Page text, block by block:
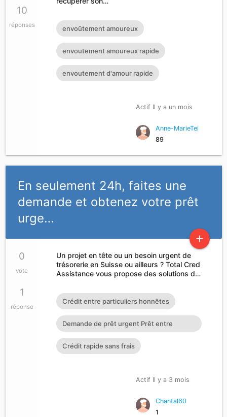
10
réponses envoûtement amoureux
envoutement amoureux rapide
envoutement d'amour rapide
Actif Il y a un mois
Anne-MarieTei
89
En seulement 24h, faites une
demande et obtenez votre prêt
urge…
add
0
vote
1
réponse
Un projet en tête ou un besoin urgent de
trésorerie en Suisse ou ailleurs ? Total Cred
Assistance vous propose des solutions d…
Crédit entre particuliers honnêtes
Demande de prêt urgent Prêt entre
particuliers en 72h : cherylgr
Crédit rapide sans frais
Actif Il y a 3 mois
Chantal60
1